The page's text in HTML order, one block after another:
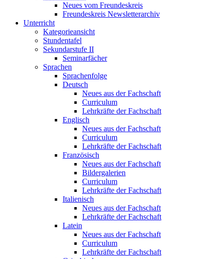
Neues vom Freundeskreis
Freundeskreis Newsletterarchiv
Unterricht
Kategorieansicht
Stundentafel
Sekundarstufe II
Seminarfächer
Sprachen
Sprachenfolge
Deutsch
Neues aus der Fachschaft
Curriculum
Lehrkräfte der Fachschaft
Englisch
Neues aus der Fachschaft
Curriculum
Lehrkräfte der Fachschaft
Französisch
Neues aus der Fachschaft
Bildergalerien
Curriculum
Lehrkräfte der Fachschaft
Italienisch
Neues aus der Fachschaft
Lehrkräfte der Fachschaft
Latein
Neues aus der Fachschaft
Curriculum
Lehrkräfte der Fachschaft